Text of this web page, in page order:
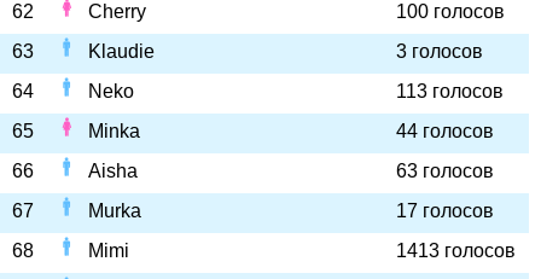
62
Cherry
100 голосов
63
Klaudie
3 голосов
64
Neko
113 голосов
65
Minka
44 голосов
66
Aisha
63 голосов
67
Murka
17 голосов
68
Mimi
1413 голосов